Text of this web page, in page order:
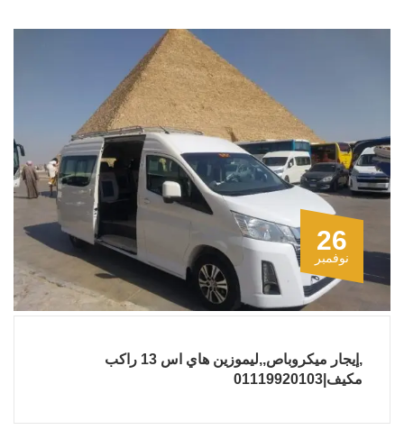
26
نوفمبر
,إيجار ميكروباص,,ليموزين هاي اس 13 راكب
مكيف|01119920103